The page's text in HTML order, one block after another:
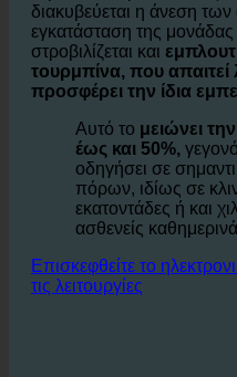
Βασίζεται στην ιδέα της
νερού και αέρα σε ντους
διακυβεύεται η άνεση
εγκατάσταση της μονάδας
στροβιλίζεται και
τουρμπίνα, που απαιτεί
προσφέρει την ίδια
Αυτό το μειώνει
έως και 50%,
οδηγήσει σε
πόρων, ιδίως σε
εκατοντάδες ή και
ασθενείς καθημερινά.